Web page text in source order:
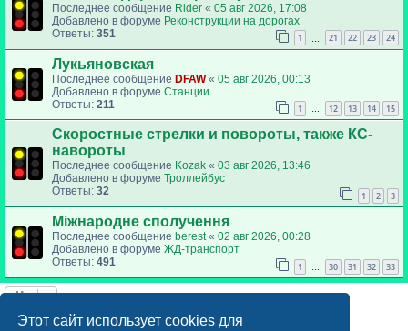
Этот сайт использует cookies для
Последнее сообщение Rider « 05 авг 2026, 17:08
Добавлено в форуме Реконструкции на дорогах
Ответы: 351 1 21 22 23 24
Лукьяновская
Последнее сообщение DFAW« 05 авг 2026, 00:13
Добавлено в форуме Станции
Ответы: 211 1 … 12 13 14 15
Скоростные стрелки и повороты, также КС-
навороты
Последнее сообщение Kozak « 03 авг 2026, 13:46
Добавлено в форуме Троллейбус
Ответы: 32 1 2 3
Міжнародне сполучення
Последнее сообщение berest« 02 авг 2026, 00:28
Добавлено в форуме ЖД-транспорт
Ответы: 491 1 … 30 31 32 33
Найдено 7 результатов • Страница